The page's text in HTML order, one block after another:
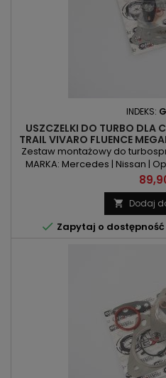
INDEKS:
USZCZELKI DO TURBO DLA
TRAIL VIVARO FLUENCE
1.6DCI
Zestaw montażowy do
MARKA: Mercedes | Nissan |
Vito | Qashqai | X-Trail |
Scenic KOD SILNIKA: OM
POJEMNOŚĆ: 1598ccm | 1.6
| 90KM/66kW | 116KM/85kW |
 Dodaj
 Zapytaj o